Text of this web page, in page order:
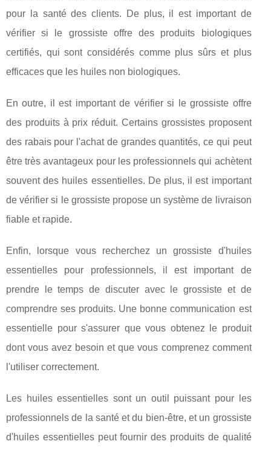
pour la santé des clients. De plus, il est important de
vérifier si le grossiste offre des produits biologiques
certifiés, qui sont considérés comme plus sûrs et plus
efficaces que les huiles non biologiques.
En outre, il est important de vérifier si le grossiste offre
des produits à prix réduit. Certains grossistes proposent
des rabais pour l'achat de grandes quantités, ce qui peut
être très avantageux pour les professionnels qui achètent
souvent des huiles essentielles. De plus, il est important
de vérifier si le grossiste propose un système de livraison
fiable et rapide.
Enfin, lorsque vous recherchez un grossiste d'huiles
essentielles pour professionnels, il est important de
prendre le temps de discuter avec le grossiste et de
comprendre ses produits. Une bonne communication est
essentielle pour s'assurer que vous obtenez le produit
dont vous avez besoin et que vous comprenez comment
l'utiliser correctement.
Les huiles essentielles sont un outil puissant pour les
professionnels de la santé et du bien-être, et un grossiste
d'huiles essentielles peut fournir des produits de qualité